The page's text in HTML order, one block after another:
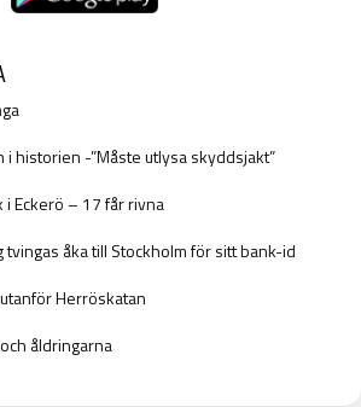
i historien -”Måste utlysa skyddsjakt”
Eckerö – 17 får rivna
tvingas åka till Stockholm för sitt bank-id
Herröskatan
åldringarna